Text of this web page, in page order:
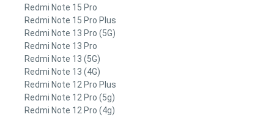
Redmi Note 15 Pro
Redmi Note 15 Pro Plus
Redmi Note 13 Pro (5G)
Redmi Note 13 Pro
Redmi Note 13 (5G)
Redmi Note 13 (4G)
Redmi Note 12 Pro Plus
Redmi Note 12 Pro (5g)
Redmi Note 12 Pro (4g)